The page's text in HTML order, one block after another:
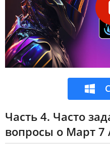
Часть 4. Часто
вопросы о Март 7